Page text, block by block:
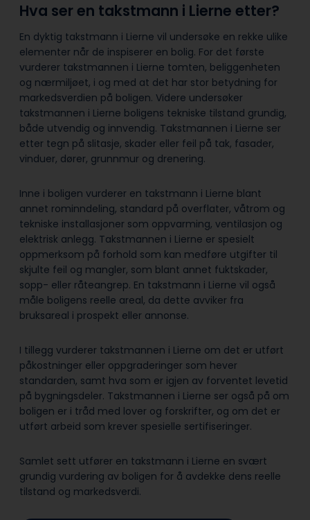
Hva ser en takstmann i Lierne etter?
En dyktig takstmann i Lierne vil undersøke en rekke ulike
elementer når de inspiserer en bolig. For det første
vurderer takstmannen i Lierne tomten, beliggenheten
og nærmiljøet, i og med at det har stor betydning for
markedsverdien på boligen. Videre undersøker
takstmannen i Lierne boligens tekniske tilstand grundig,
både utvendig og innvendig. Takstmannen i Lierne ser
etter tegn på slitasje, skader eller feil på tak, fasader,
vinduer, dører, grunnmur og drenering.
Inne i boligen vurderer en takstmann i Lierne blant
annet rominndeling, standard på overflater, våtrom og
tekniske installasjoner som oppvarming, ventilasjon og
elektrisk anlegg. Takstmannen i Lierne er spesielt
oppmerksom på forhold som kan medføre utgifter til
skjulte feil og mangler, som blant annet fuktskader,
sopp- eller råteangrep. En takstmann i Lierne vil også
måle boligens reelle areal, da dette avviker fra
bruksareal i prospekt eller annonse.
I tillegg vurderer takstmannen i Lierne om det er utført
påkostninger eller oppgraderinger som hever
standarden, samt hva som er igjen av forventet levetid
på bygningsdeler. Takstmannen i Lierne ser også på om
boligen er i tråd med lover og forskrifter, og om det er
utført arbeid som krever spesielle sertifiseringer.
Samlet sett utfører en takstmann i Lierne en svært
grundig vurdering av boligen for å avdekke dens reelle
tilstand og markedsverdi.